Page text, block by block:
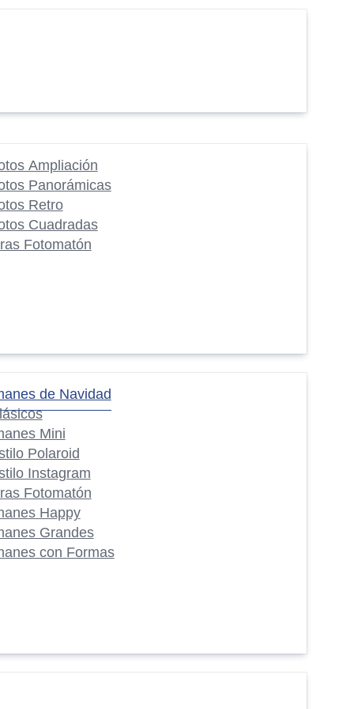
Ampliación
Panorámicas
Retro
Cuadradas
Fotomatón
de Navidad
Mini
Polaroid
Instagram
Fotomatón
Happy
Grandes
con Formas